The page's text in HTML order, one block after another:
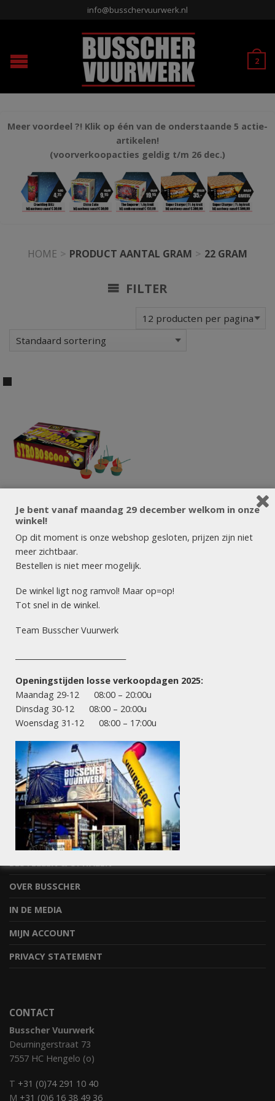
info@busschervuurwerk.nl
2
Meer voordeel ?! Klik op één van de onderstaande 5 actie-
artikelen!
(voorverkoopacties geldig t/m 26 dec.)
HOME > PRODUCT AANTAL GRAM > 22 GRAM
FILTER
KINDERVUURWERK
Discoflitsers/
VUURWERK HENGELO
betrouwbaar vuurwerk!
Vuurwerkverkoopdagen 2025:
dinsdag 30 december
8.00 uur – 20.00 uur
woensdag 31 december
8.00 uur – 17.00 uur
INFORMATIE
STEL JE VRAAG
BESTELLEN & OPHALEN
OVER BUSSCHER
IN DE MEDIA
MIJN ACCOUNT
PRIVACY STATEMENT
CONTACT
Busscher Vuurwerk
Deurningerstraat 73
7557 HC Hengelo (o)
T +31 (0)74 291 10 40
M +31 (0)6 16 38 49 36
Je bent vanaf maandag 29 december welkom in onze
winkel!
Op dit moment is onze webshop gesloten, prijzen zijn niet
meer zichtbaar.
Bestellen is niet meer mogelijk.
De winkel ligt nog ramvol! Maar op=op!
Tot snel in de winkel.
Team Busscher Vuurwerk
Openingstijden losse verkoopdagen 2025:
Maandag 29-12 08:00 – 20:00u
Dinsdag 30-12 08:00 – 20:00u
Woensdag 31-12 08:00 – 17:00u